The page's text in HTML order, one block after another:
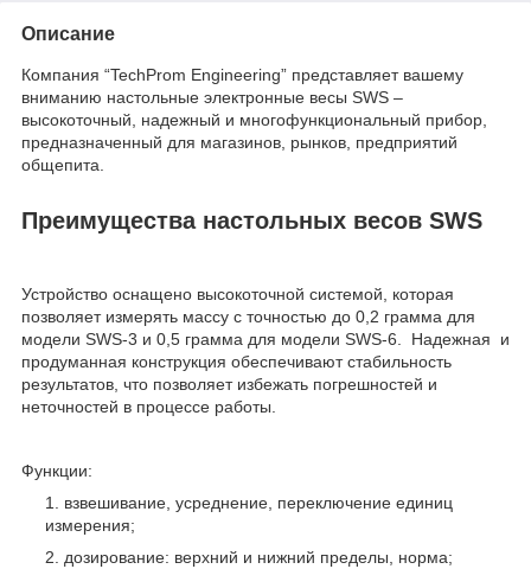
Описание
Компания “TechProm Engineering” представляет вашему
вниманию настольные электронные весы SWS –
высокоточный, надежный и многофункциональный прибор,
предназначенный для магазинов, рынков, предприятий
общепита.
Преимущества настольных весов SWS
Устройство оснащено высокоточной системой, которая
позволяет измерять массу с точностью до 0,2 грамма для
модели SWS-3 и 0,5 грамма для модели SWS-6. Надежная и
продуманная конструкция обеспечивают стабильность
результатов, что позволяет избежать погрешностей и
неточностей в процессе работы.
Функции:
взвешивание, усреднение, переключение единиц
измерения;
дозирование: верхний и нижний пределы, норма;